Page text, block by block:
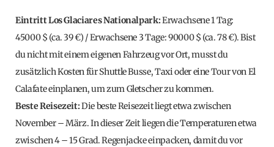
Eintritt Los Glaciares Nationalpark:Erwachsene 1 Tag:
45000 $ (ca. 39 €) / Erwachsene 3 Tage: 90000 $ (ca. 78 €). Bist
du nicht mit einem eigenen Fahrzeug vor Ort, musst du
zusätzlich Kosten für Shuttle Busse, Taxi oder eine Tour von El
Calafate einplanen, um zum Gletscher zu kommen.
Beste Reisezeit:Die beste Reisezeit liegt etwa zwischen
November – März. In dieser Zeit liegen die Temperaturen etwa
zwischen 4 – 15 Grad. Regenjacke einpacken, damit du vor